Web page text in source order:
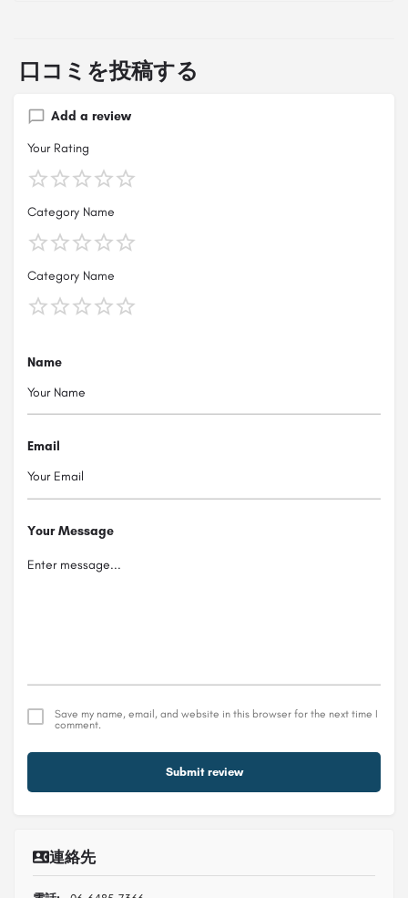
口コミを投稿する
Add a review
Your Rating
Category Name
Category Name
Name
Email
Your Message
Save my name, email, and website in this browser for the next time I
comment.
Submit review
連絡先